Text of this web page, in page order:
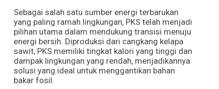
Sebagai salah satu sumber energi terbarukan
yang paling ramah lingkungan, PKS telah menjadi
pilihan utama dalam mendukung transisi menuju
energi bersih. Diproduksi dari cangkang kelapa
sawit, PKS memiliki tingkat kalori yang tinggi dan
dampak lingkungan yang rendah, menjadikannya
solusi yang ideal untuk menggantikan bahan
bakar fosil.